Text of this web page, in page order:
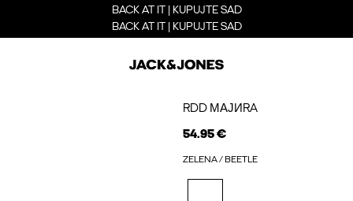
BACK AT IT | KUPUJTE SAD
BACK AT IT | KUPUJTE SAD
RDD МАЈИRA
54.95 €
ZELENA / BEETLE